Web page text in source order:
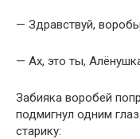
— Здравствуй,
— Ах, это ты,
Забияка воробей
подмигнул одним
старику: